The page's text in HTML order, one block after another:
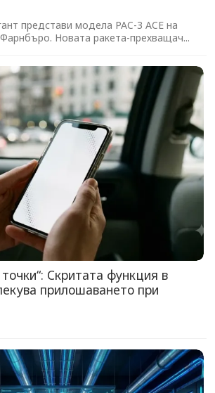
представи модела PAC-3 ACE на
Новата ракета-прехващач...
Скритата функция в
прилошаването при